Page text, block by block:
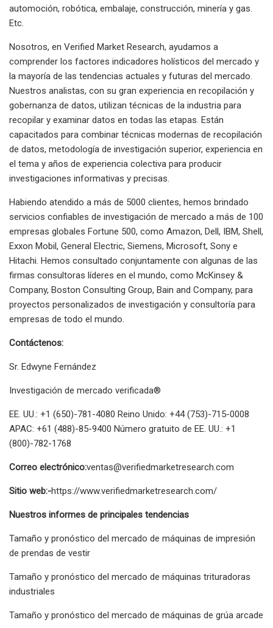
automoción, robótica, embalaje, construcción, minería y gas.
Etc.
Nosotros, en Verified Market Research, ayudamos a
comprender los factores indicadores holísticos del mercado y
la mayoría de las tendencias actuales y futuras del mercado.
Nuestros analistas, con su gran experiencia en recopilación y
gobernanza de datos, utilizan técnicas de la industria para
recopilar y examinar datos en todas las etapas. Están
capacitados para combinar técnicas modernas de recopilación
de datos, metodología de investigación superior, experiencia en
el tema y años de experiencia colectiva para producir
investigaciones informativas y precisas.
Habiendo atendido a más de 5000 clientes, hemos brindado
servicios confiables de investigación de mercado a más de 100
empresas globales Fortune 500, como Amazon, Dell, IBM, Shell,
Exxon Mobil, General Electric, Siemens, Microsoft, Sony e
Hitachi. Hemos consultado conjuntamente con algunas de las
firmas consultoras líderes en el mundo, como McKinsey &
Company, Boston Consulting Group, Bain and Company, para
proyectos personalizados de investigación y consultoría para
empresas de todo el mundo.
Contáctenos:
Sr. Edwyne Fernández
Investigación de mercado verificada®
EE. UU.: +1 (650)-781-4080 Reino Unido: +44 (753)-715-0008
APAC: +61 (488)-85-9400 Número gratuito de EE. UU.: +1
(800)-782-1768
Correo electrónico:ventas@verifiedmarketresearch.com
Sitio web:-https://www.verifiedmarketresearch.com/
Nuestros informes de principales tendencias
Tamaño y pronóstico del mercado de máquinas de impresión
de prendas de vestir
Tamaño y pronóstico del mercado de máquinas trituradoras
industriales
Tamaño y pronóstico del mercado de máquinas de grúa arcade